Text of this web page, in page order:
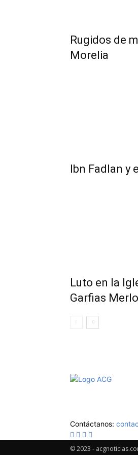
Rugidos de
Morelia
Ibn Fadlan y
Luto en la
Garfias
Contáctanos:
© 2023 -